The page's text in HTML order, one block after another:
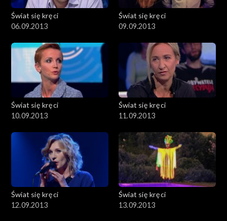
Świat się kręci
06.09.2013
Świat się kręci
09.09.2013
Świat się kręci
10.09.2013
Świat się kręci
11.09.2013
Świat się kręci
12.09.2013
Świat się kręci
13.09.2013